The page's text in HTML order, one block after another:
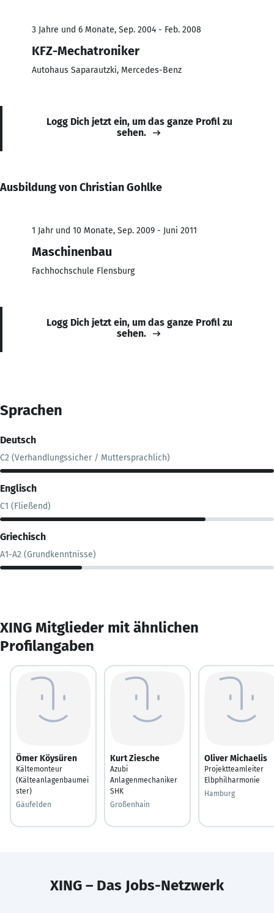
3 Jahre und 6 Monate, Sep. 2004 - Feb. 2008
KFZ-Mechatroniker
Autohaus Saparautzki, Mercedes-Benz
Logg Dich jetzt ein, um das ganze Profil zu
sehen.
Ausbildung von Christian Gohlke
1 Jahr und 10 Monate, Sep. 2009 - Juni 2011
Maschinenbau
Fachhochschule Flensburg
Logg Dich jetzt ein, um das ganze Profil zu
sehen.
Sprachen
Deutsch
C2 (Verhandlungssicher / Muttersprachlich)
Englisch
C1 (Fließend)
Griechisch
A1-A2 (Grundkenntnisse)
XING Mitglieder mit ähnlichen
Profilangaben
Ömer Köysüren
Kältemonteur
(Kälteanlagenbaumei
ster)
Gäufelden
Kurt Ziesche
Azubi
Anlagenmechaniker
SHK
Großenhain
Oliver Michaelis
Projektteamleiter
Elbphilharmonie
Hamburg
XING – Das Jobs-Netzwerk